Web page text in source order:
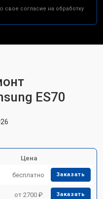
свое согласие на обработку
ES70
Цена
бесплатно Заказать
от 2700 ₽ Заказать